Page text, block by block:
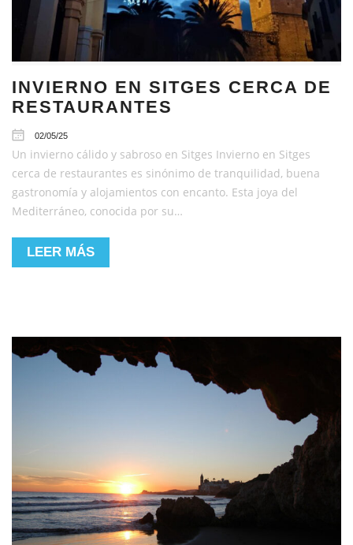
INVIERNO EN SITGES CERCA DE
RESTAURANTES
02/05/25
Un invierno cálido y sabroso en Sitges Invierno en Sitges
cerca de restaurantes es sinónimo de tranquilidad, buena
gastronomía y alojamientos con encanto. Esta joya del
Mediterráneo, conocida por su…
LEER MÁS